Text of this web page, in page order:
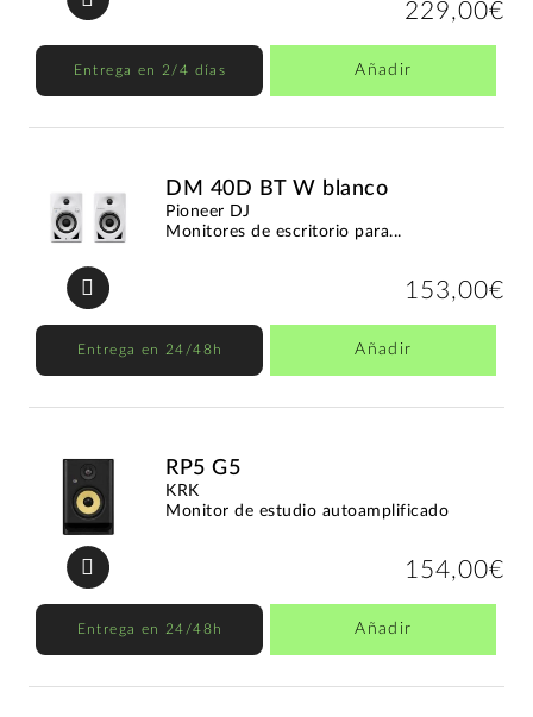
229,00€
Entrega en 2/4 días Añadir
DM 40D BT W blanco
Pioneer DJ
Monitores de escritorio para...
153,00€
Entrega en 24/48h Añadir
RP5 G5
KRK
Monitor de estudio autoamplificado
154,00€
Entrega en 24/48h Añadir